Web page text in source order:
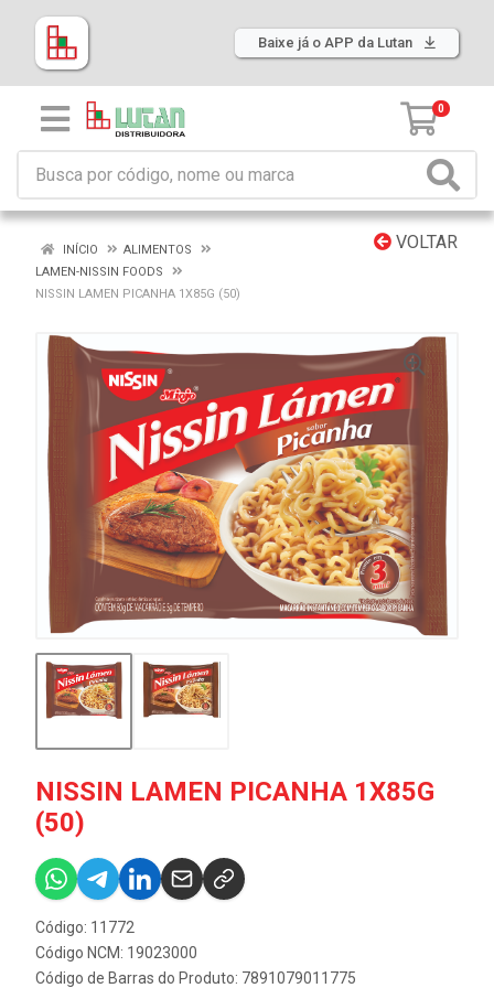
Baixe já o APP da Lutan
0
VOLTAR
INÍCIO
ALIMENTOS
LAMEN-NISSIN FOODS
NISSIN LAMEN PICANHA 1X85G (50)
NISSIN LAMEN PICANHA 1X85G
(50)
Código: 11772
Código NCM: 19023000
Código de Barras do Produto: 7891079011775